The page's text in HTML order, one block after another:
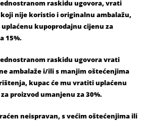
raskidu ugovora, vrati
nije koristio i originalnu ambalažu,
kupoprodajnu cijenu za
15%.
raskidu ugovora vrati
ambalaže i/ili s manjim oštećenjima
kupac će mu vratiti uplaćenu
proizvod umanjenu za 30%.
neispravan, s većim oštećenjima ili